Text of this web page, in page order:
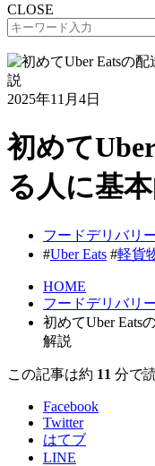
CLOSE
2025年11月4日
初めて
る人に基
フードデリバリ
#Uber Eats #軽貨
HOME
フードデリバリ
初めてUber Eats
解説
この記事は約 11 分で
Facebook
Twitter
はてブ
LINE